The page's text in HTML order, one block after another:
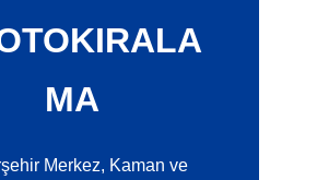
MA
Merkez, Kaman ve